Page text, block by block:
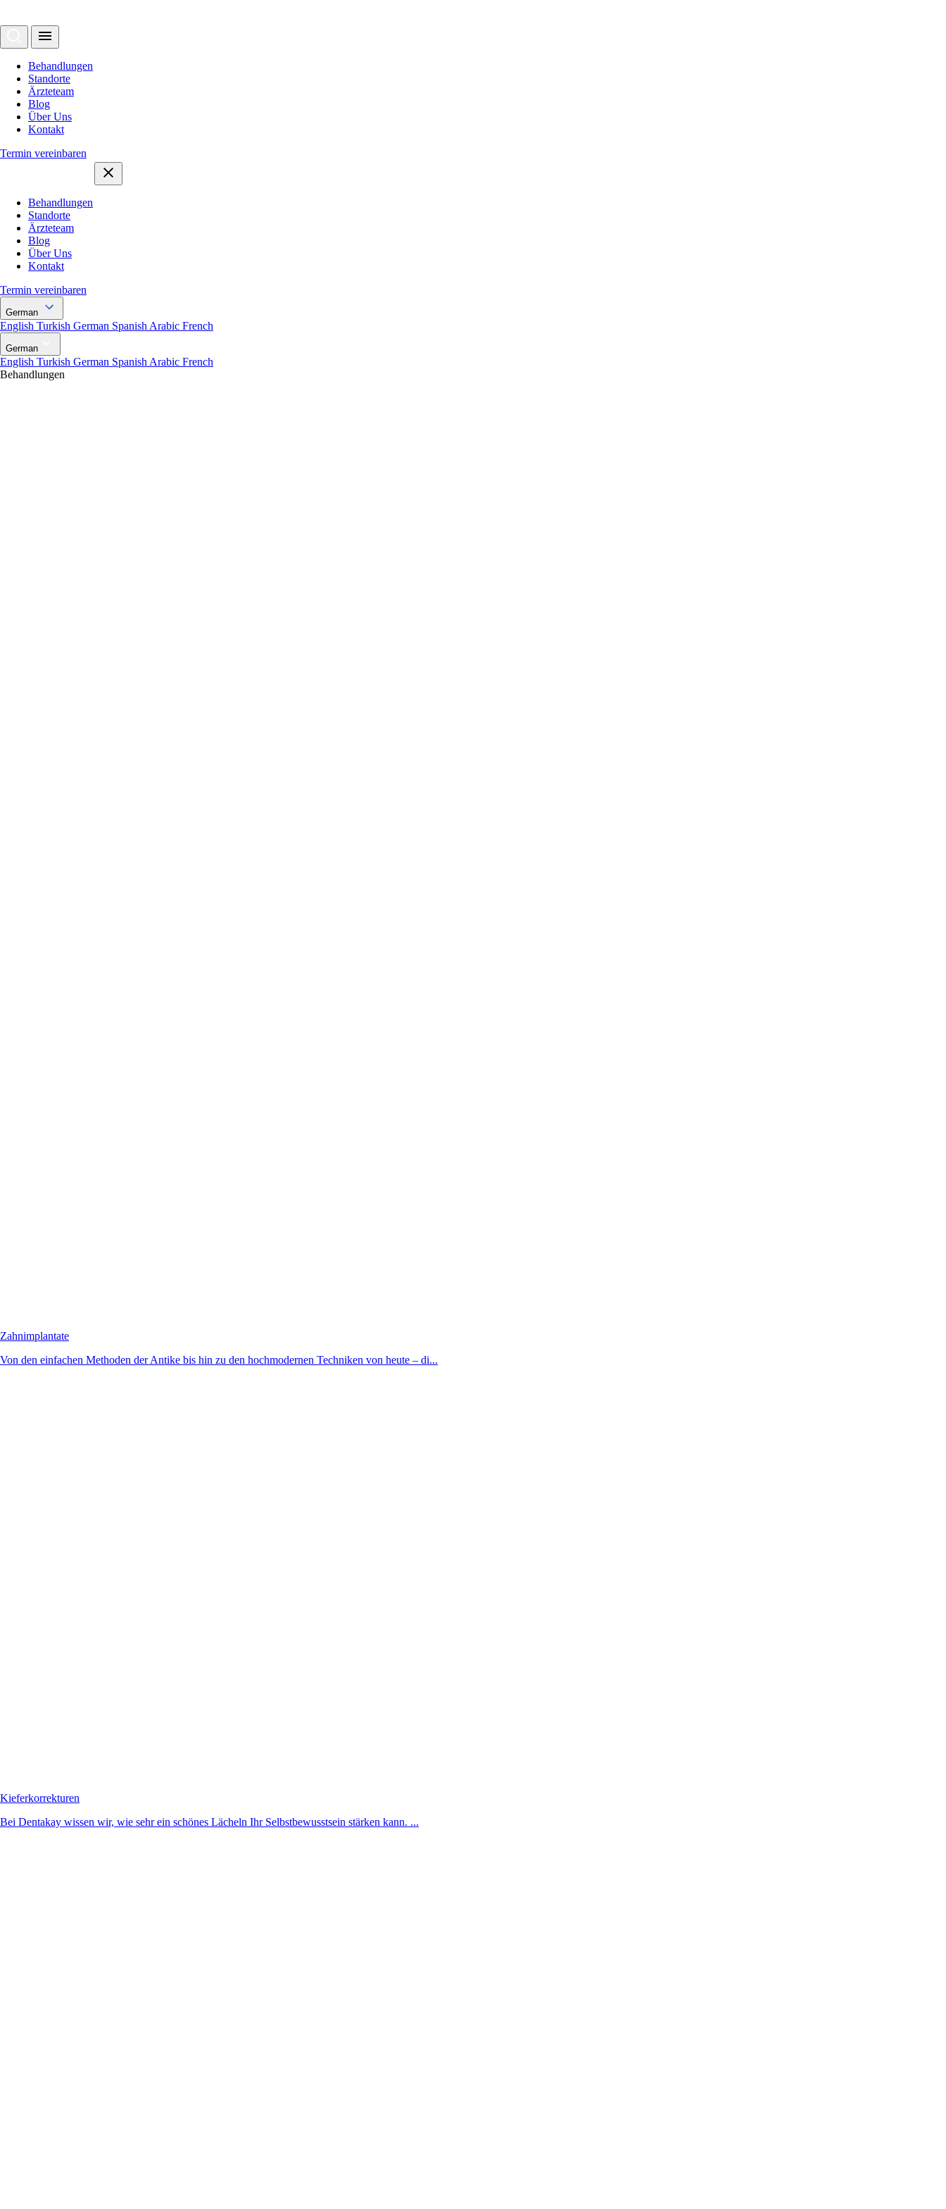
Behandlungen
Standorte
Ärzteteam
Blog
Über Uns
Kontakt
Termin vereinbaren
Behandlungen
Standorte
Ärzteteam
Blog
Über Uns
Kontakt
Termin vereinbaren
German
English Turkish German Spanish Arabic French
German
English Turkish German Spanish Arabic French
Behandlungen
Zahnimplantate
Von den einfachen Methoden der Antike bis hin zu den hochmodernen Techniken von heute – di...
Kieferkorrekturen
Bei Dentakay wissen wir, wie sehr ein schönes Lächeln Ihr Selbstbewusstsein stärken kann. ...